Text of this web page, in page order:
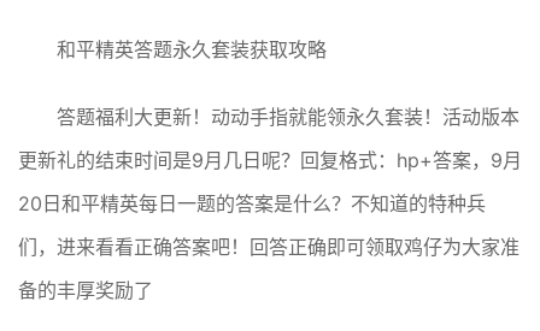
和平精英答题永久套装获取攻略
答题福利大更新！动动手指就能领永久套装！活动版本
更新礼的结束时间是9月几日呢？回复格式：hp+答案，9月
20日和平精英每日一题的答案是什么？不知道的特种兵
们，进来看看正确答案吧！回答正确即可领取鸡仔为大家准
备的丰厚奖励了